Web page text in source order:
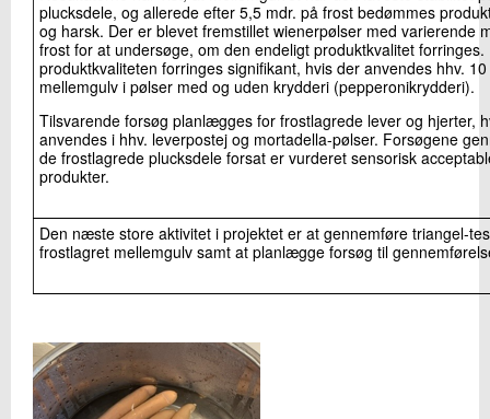
plucksdele, og allerede efter 5,5 mdr. på frost bedømmes
og harsk. Der er blevet fremstillet wienerpølser med varierende
frost for at undersøge, om den endeligt produktkvalitet
produktkvaliteten forringes signifikant, hvis der anvendes hhv.
mellemgulv i pølser med og uden krydderi (pepperonikrydderi).
Tilsvarende forsøg planlægges for frostlagrede lever og hjerter,
anvendes i hhv. leverpostej og mortadella-pølser. Forsøgene
de frostlagrede plucksdele forsat er vurderet sensorisk
produkter.
Den næste store aktivitet i projektet er at gennemføre triangel-
frostlagret mellemgulv samt at planlægge forsøg til